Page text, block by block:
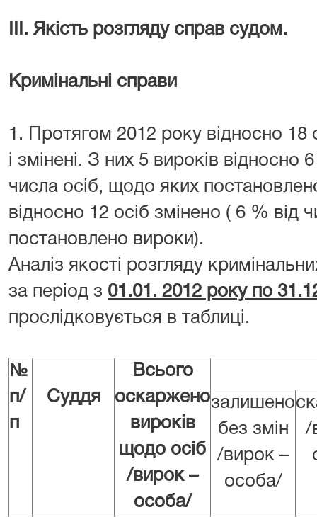
ІІІ. Якість розгляду справ судом.
Кримінальні справи
1. Протягом 2012 року відносно 18
і змінені. З них 5 вироків відносно
числа осіб, щодо яких
відносно 12 осіб змінено ( 6 % від
постановлено вироки).
Аналіз якості розгляду
за період з 01.01. 2012 року по
прослідковується в таблиці.
№
п/
п
Суддя
Всього
оскаржено
вироків
щодо осіб
/вирок –
особа/
залишено
без змін
/вирок –
особа/
/